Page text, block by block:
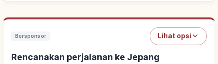
Bersponsor Lihat opsi
Rencanakan perjalanan ke Jepang